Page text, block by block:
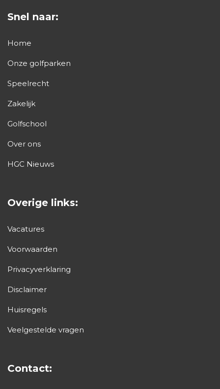
Snel naar:
Home
Onze golfparken
Speelrecht
Zakelijk
Golfschool
Over ons
HGC Nieuws
Overige links:
Vacatures
Voorwaarden
Privacyverklaring
Disclaimer
Huisregels
Veelgestelde vragen
Contact: